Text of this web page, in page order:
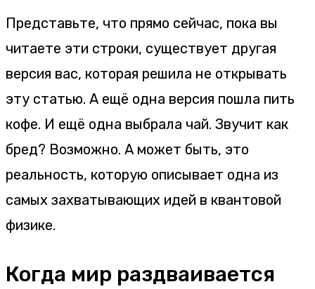
Представьте, что прямо сейчас, пока вы
читаете эти строки, существует другая
версия вас, которая решила не открывать
эту статью. А ещё одна версия пошла пить
кофе. И ещё одна выбрала чай. Звучит как
бред? Возможно. А может быть, это
реальность, которую описывает одна из
самых захватывающих идей в квантовой
физике.
Когда мир раздваивается